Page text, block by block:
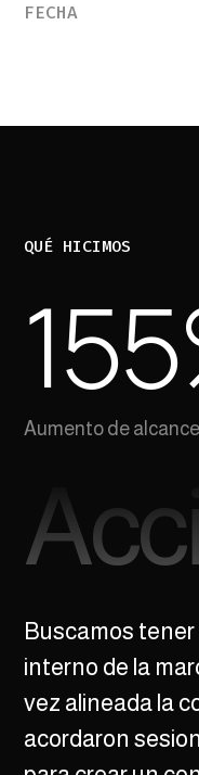
FECHA
QUÉ HICIMOS
155
Aumento de alcance
Buscamos
interno de la
vez alineada la
acordaron